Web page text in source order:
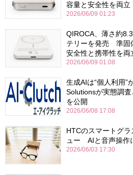
容量と安全性を両立
2026/06/09 01:23
QIROCA、薄さ約
テリーを発売 準固
安全性と携帯性を両
2026/06/09 01:08
生成AIは“個人利用
Solutionsが実態調査
を公開
2026/06/08 17:08
HTCのスマートグ
ュー AIと音声操作
2026/06/03 17:30